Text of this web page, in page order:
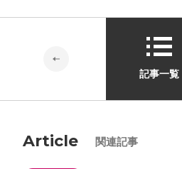
記事一覧
Article 関連記事